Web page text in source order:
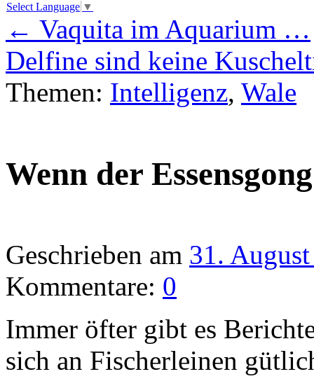
Select Language ▼
← Vaquita im Aquarium …
Delfine sind keine
Themen: Intelligenz, Wale
Wenn der
Geschrieben am 31.
Kommentare: 0
Immer öfter gibt es
sich an Fischerleinen